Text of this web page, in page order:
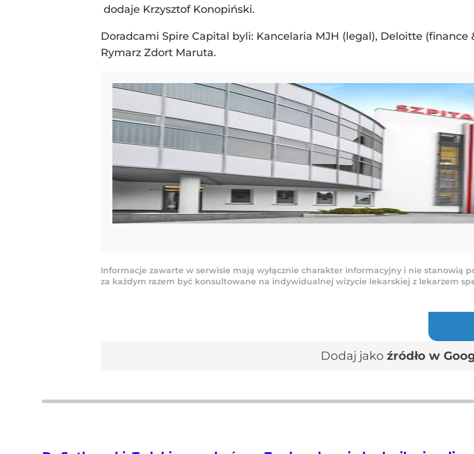
dodaje Krzysztof Konopiński.
Doradcami Spire Capital byli: Kancelaria MJH (legal), Deloitte (finance
Rymarz Zdort Maruta.
Informacje zawarte w serwisie mają wyłącznie charakter informacyjny i nie stanowią
za każdym razem być konsultowane na indywidualnej wizycie lekarskiej z lekarzem
Dodaj jako źródło w